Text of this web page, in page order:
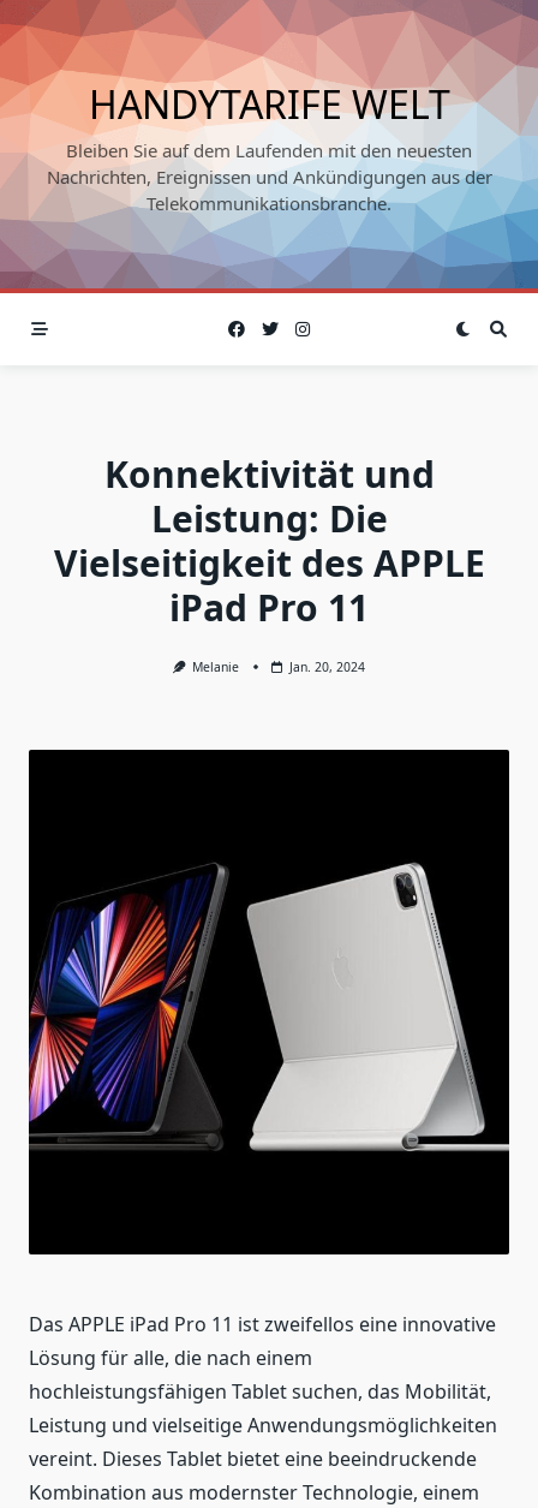
Skip
to
content
HANDYTARIFE WELT
Bleiben Sie auf dem Laufenden mit den neuesten
Nachrichten, Ereignissen und Ankündigungen aus der
Telekommunikationsbranche.
Konnektivität und
Leistung: Die
Vielseitigkeit des APPLE
iPad Pro 11
Melanie Jan. 20, 2024
Das APPLE iPad Pro 11 ist zweifellos eine innovative
Lösung für alle, die nach einem
hochleistungsfähigen Tablet suchen, das Mobilität,
Leistung und vielseitige Anwendungsmöglichkeiten
vereint. Dieses Tablet bietet eine beeindruckende
Kombination aus modernster Technologie, einem